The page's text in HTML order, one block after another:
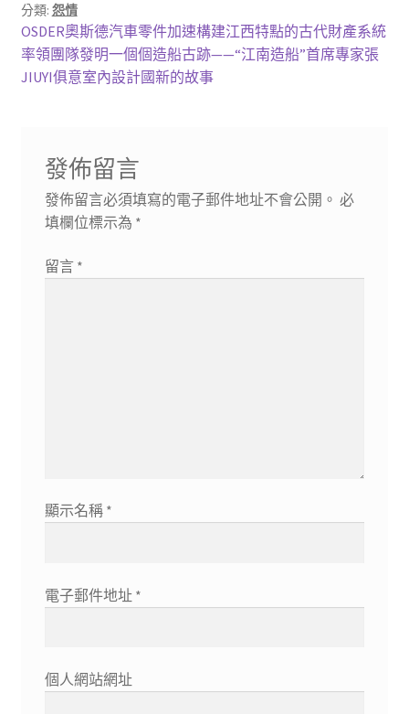
分類: 怨情
文
章
上
一
篇
OSDER奧斯德汽車零件加速構建江西特點的古代財產系統
下
一
率領團隊發明一個個造船古跡——“江南造船”首席專家張
JIUYI俱意室內設計國新的故事
發佈留言
發佈留言必須填寫的電子郵件地址不會公開。 必
填欄位標示為 *
留言 *
顯示名稱 *
電子郵件地址 *
個人網站網址